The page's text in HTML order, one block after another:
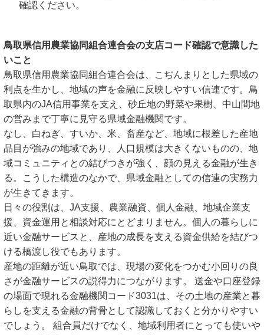
確認ください。
鳥取県信用農業協同組合連合会の支店コード確認で意識した
いこと
鳥取県信用農業協同組合連合会は、こぢんまりとした県域の
利点を生かし、地域の声を金融に反映しやすい信連です。鳥
取県内のJA信用事業を支え、砂丘地の野菜や果樹、中山間地
の営みまで丁寧に見守る県域金融機関です。
なし、白ねぎ、すいか、米、畜産など、地域に根差した産地
品目が強みの地域であり、人口規模は大きくないものの、地
域コミュニティとの結びつきが強く、顔の見える金融が生き
る。こうした構造のなかで、県域金融としての信連の実務力
が生きてきます。
日々の役割は、JA支援、農業融資、個人金融、地域企業支
援、資金運用と相談対応にとどまりません。個人の暮らしに
近い金融サービスと、産地の成長を支える資金供給を結びつ
ける橋渡し役でもあります。
産地の距離が近い鳥取では、現場の変化をつかむ小回りの良
さが金融サービスの説得力につながります。 送金や口座登録
の場面で現れる金融機関コード3031は、その土地の産業と暮
らしを支える金融の背骨として認識しておくと分かりやすい
でしょう。 組合員だけでなく、地域利用者にとっても使いや